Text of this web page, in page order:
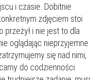
i czasie. Dobitnie
zdjęciem stoi
przeżył i nie jest to dla
oglądając nieprzyjemne
się nad nimi,
do codzienności.